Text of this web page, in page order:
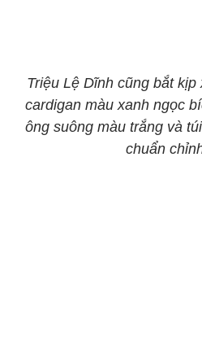
Triệu Lệ Dĩnh cũng bắt
cardigan màu xanh ngọc
ông suông màu trắng và
chuẩn